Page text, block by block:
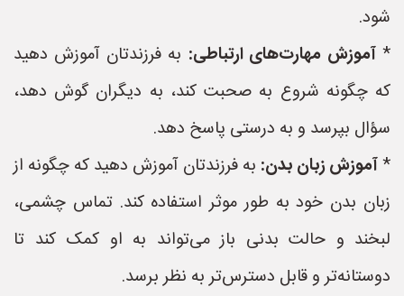
شود.
*آموزش مهارت‌های ارتباطی: به فرزندتان آموزش دهید
که چگونه شروع به صحبت کند، به دیگران گوش دهد،
سؤال بپرسد و به درستی پاسخ دهد.
*آموزش زبان بدن: به فرزندتان آموزش دهید که چگونه از
زبان بدن خود به طور موثر استفاده کند. تماس چشمی،
لبخند و حالت بدنی باز می‌تواند به او کمک کند تا
دوستانه‌تر و قابل دسترس‌تر به نظر برسد.